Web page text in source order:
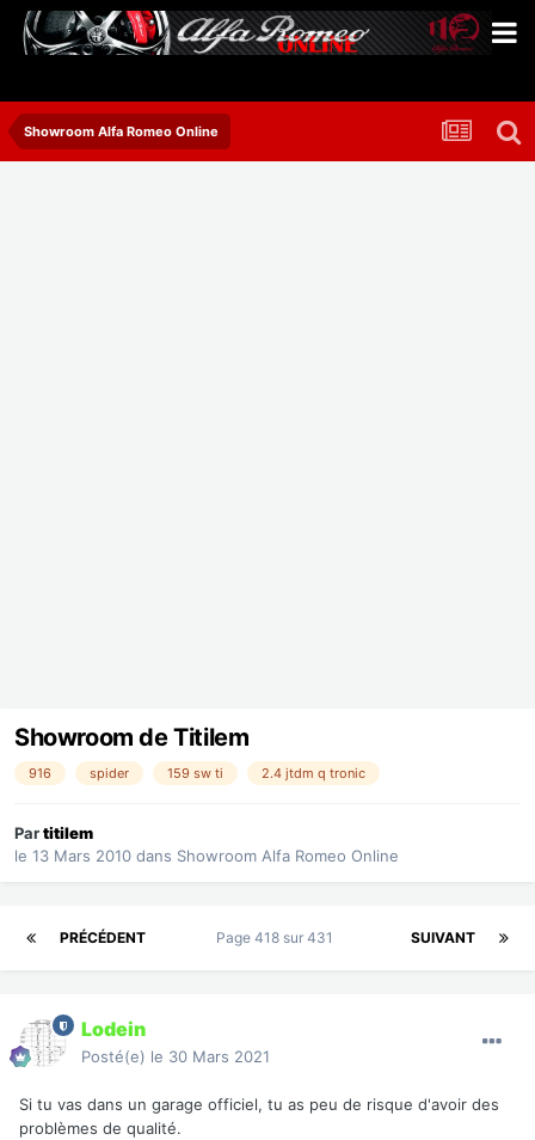
Showroom Alfa Romeo Online
Showroom de Titilem
916 spider 159 sw ti 2.4 jtdm q tronic
Partitilem
le 13 Mars 2010 dans Showroom Alfa Romeo Online
PRÉCÉDENT SUIVANT
Page 418 sur 431
Lodein
Posté(e) le 30 Mars 2021
Si tu vas dans un garage officiel, tu as peu de risque d'avoir des
problèmes de qualité.